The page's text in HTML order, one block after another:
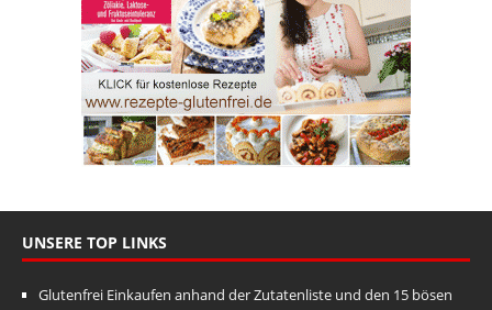
UNSERE TOP LINKS
Glutenfrei Einkaufen anhand der Zutatenliste und den 15 bösen